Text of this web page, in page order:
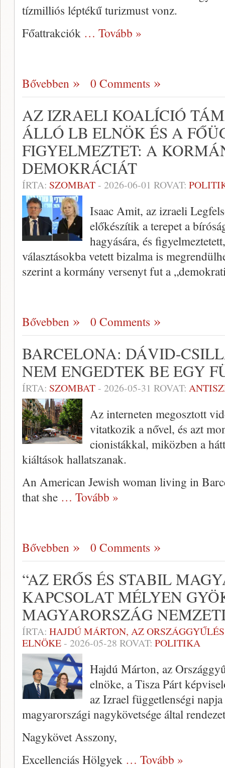
tízmilliós léptékű turizmust vonz.
Főattrakciók … Tovább »
Bővebben 0 Comments
AZ IZRAELI KOALÍCIÓ
ÁLLÓ LB ELNÖK ÉS A
FIGYELMEZTET: A
DEMOKRÁCIÁT
ÍRTA: SZOMBAT- 2026-06-01 ROVAT:
Isaac Amit, az izraeli
előkészítik a terepet a
hagyására, és
választásokba vetett bizalma is
szerint a kormány versenyt fut a
Bővebben 0 Comments
BARCELONA: DÁVID-
NEM ENGEDTEK BE EGY
ÍRTA: SZOMBAT- 2026-05-31 ROVAT:
Az interneten megosztott
vitatkozik a nővel, és azt
cionistákkal, miközben a
kiáltások hallatszanak.
An American Jewish woman living in
that she … Tovább »
Bővebben 0 Comments
“AZ ERŐS ÉS STABIL
KAPCSOLAT MÉLYEN
MAGYARORSZÁG
ÍRTA: HAJDÚ MÁRTON, AZ
ELNÖKE- 2026-05-28 ROVAT: POLITIKA
Hajdú Márton, az
elnöke, a Tisza Párt
az Izrael függetlenségi
magyarországi nagykövetsége által
Nagykövet Asszony,
Excellenciás Hölgyek … Tovább »